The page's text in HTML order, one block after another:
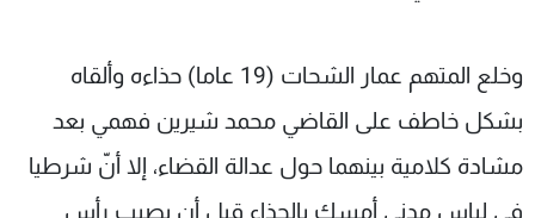
وخلع المتهم عمار الشحات (19 عاما) حذاءه وألقاه
بشكل خاطف على القاضي محمد شيرين فهمي بعد
مشادة كلامية بينهما حول عدالة القضاء، إلا أنّ شرطيا
في لباس مدني أمسك بالحذاء قبل أن يصيب رأس